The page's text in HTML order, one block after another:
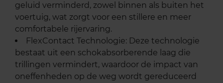
geluid verminderd, zowel binnen als buiten het
voertuig, wat zorgt voor een stillere en meer
comfortabele rijervaring.
FlexContact Technologie: Deze technologie
bestaat uit een schokabsorberende laag die
trillingen vermindert, waardoor de impact van
oneffenheden op de weg wordt gereduceerd